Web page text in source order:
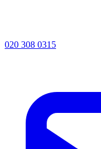
020 308 0315